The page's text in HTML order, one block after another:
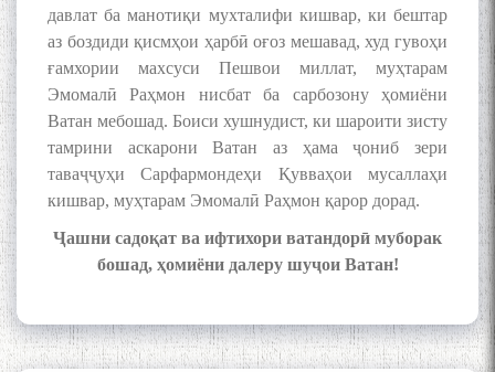
давлат ба манотиқи мухталифи кишвар, ки бештар
аз боздиди қисмҳои ҳарбӣ оғоз мешавад, худ гувоҳи
ғамхории махсуси Пешвои миллат, муҳтарам
Эмомалӣ Раҳмон нисбат ба сарбозону ҳомиёни
Ватан мебошад. Боиси хушнудист, ки шароити зисту
тамрини аскарони Ватан аз ҳама ҷониб зери
таваҷҷуҳи Сарфармондеҳи Қувваҳои мусаллаҳи
кишвар, муҳтарам Эмомалӣ Раҳмон қарор дорад.
Ҷашни садоқат ва ифтихори ватандорӣ муборак
бошад, ҳомиёни далеру шуҷои Ватан!
Сайри Дарвоз бо Мӯъмин
Қаноат: Чанор ҳам "гап"
мезанад
ШАРҲИ МУЛОҚОТ БО АҲЛИ
АКАДЕМИЯИ МИЛЛИИ
ИЛМҲОИ ТОҶИКИСТОН